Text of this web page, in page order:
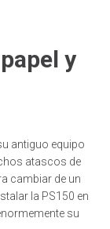
y
antiguo equipo
atascos de
cambiar de un
la PS150 en
su